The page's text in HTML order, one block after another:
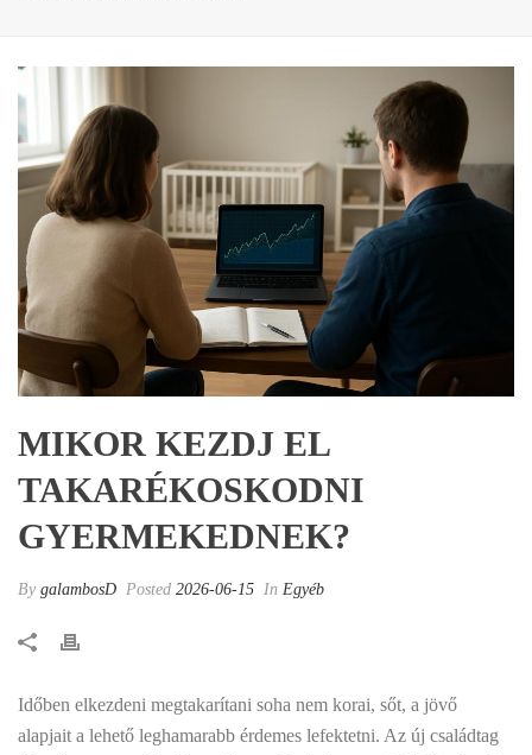
MIKOR KEZDJ EL
TAKARÉKOSKODNI
GYERMEKEDNEK?
By galambosD Posted 2026-06-15 In Egyéb
Időben elkezdeni megtakarítani soha nem korai, sőt, a jövő
alapjait a lehető leghamarabb érdemes lefektetni. Az új családtag